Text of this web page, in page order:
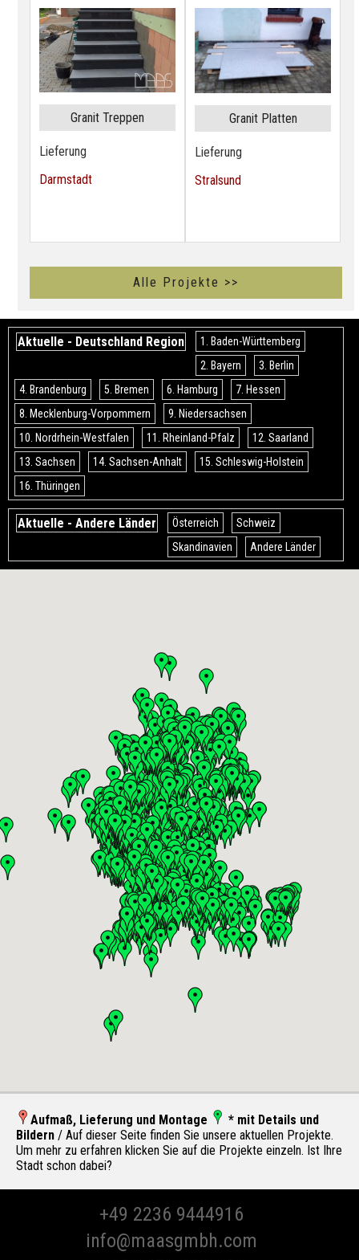
Granit Treppen
Lieferung
Darmstadt
Granit Platten
Lieferung
Stralsund
Alle Projekte >>
Aktuelle - Deutschland Region
1. Baden-Württemberg
2. Bayern
3. Berlin
4. Brandenburg
5. Bremen 6. Hamburg
7. Hessen
8. Mecklenburg-Vorpommern
9. Niedersachsen
10. Nordrhein-Westfalen
11. Rheinland-Pfalz
12. Saarland
13. Sachsen
14. Sachsen-Anhalt
15. Schleswig-Holstein
16. Thüringen
Aktuelle - Andere Länder Österreich
Schweiz
Skandinavien
Andere Länder
Aufmaß, Lieferung und Montage
* mit Details und
Bildern / Auf dieser Seite finden Sie unsere aktuellen Projekte.
Um mehr zu erfahren klicken Sie auf die Projekte einzeln. Ist Ihre
Stadt schon dabei?
+49 2236 9444916
info@maasgmbh.com